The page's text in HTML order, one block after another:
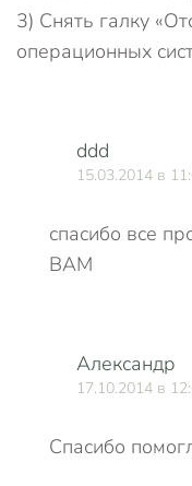
3) Снять галку
операционных
ddd
15.03.2014 в
спасибо все
ВАМ
Александр
17.10.2014 в
Спасибо